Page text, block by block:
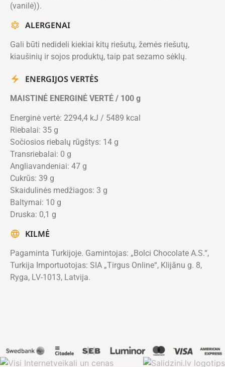
(vanilė)).
ALERGENAI
Gali būti nedideli kiekiai kitų riešutų, žemės riešutų,
kiaušinių ir sojos produktų, taip pat sezamo sėklų.
ENERGIJOS VERTĖS
MAISTINĖ ENERGINĖ VERTĖ / 100 g
Energinė vertė: 2294,4 kJ / 5489 kcal
Riebalai: 35 g
Sočiosios riebalų rūgštys: 14 g
Transriebalai: 0 g
Angliavandeniai: 47 g
Cukrūs: 39 g
Skaidulinės medžiagos: 3 g
Baltymai: 10 g
Druska: 0,1 g
KILMĖ
Pagaminta Turkijoje. Gamintojas: „Bolci Chocolate A.S.“,
Turkija Importuotojas: SIA „Tirgus Online“, Klijānu g. 8,
Ryga, LV-1013, Latvija.